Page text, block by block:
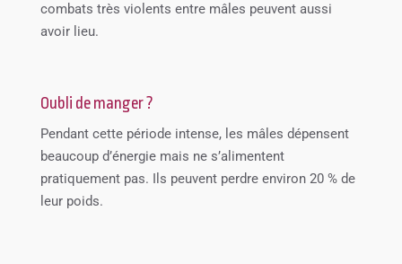
combats très violents entre mâles peuvent aussi
avoir lieu.
Oubli de manger ?
Pendant cette période intense, les mâles dépensent
beaucoup d’énergie mais ne s’alimentent
pratiquement pas. Ils peuvent perdre environ 20 % de
leur poids.